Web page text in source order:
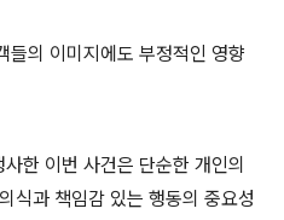
들의 이미지에도 부정적인 영향
한 이번 사건은 단순한 개인의
식과 책임감 있는 행동의 중요성